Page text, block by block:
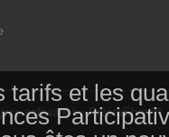
tarifs et les
software by PrestaShop™